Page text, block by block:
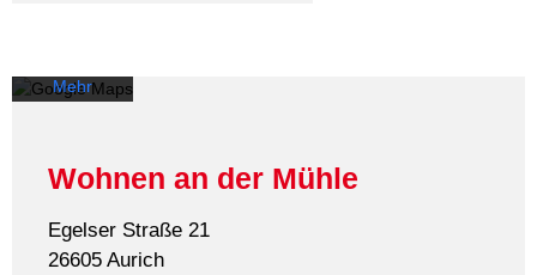
Mehr
laden
Google
Maps immer
Wohnen an der Mühle
Egelser Straße 21
26605 Aurich